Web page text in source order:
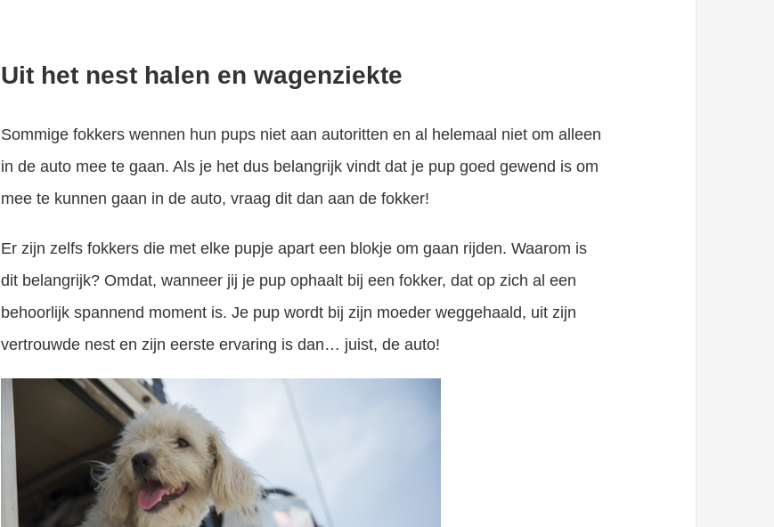
Uit het nest halen en wagenziekte
Sommige fokkers wennen hun pups niet aan autoritten en al helemaal niet om alleen
in de auto mee te gaan. Als je het dus belangrijk vindt dat je pup goed gewend is om
mee te kunnen gaan in de auto, vraag dit dan aan de fokker!
Er zijn zelfs fokkers die met elke pupje apart een blokje om gaan rijden. Waarom is
dit belangrijk? Omdat, wanneer jij je pup ophaalt bij een fokker, dat op zich al een
behoorlijk spannend moment is. Je pup wordt bij zijn moeder weggehaald, uit zijn
vertrouwde nest en zijn eerste ervaring is dan… juist, de auto!